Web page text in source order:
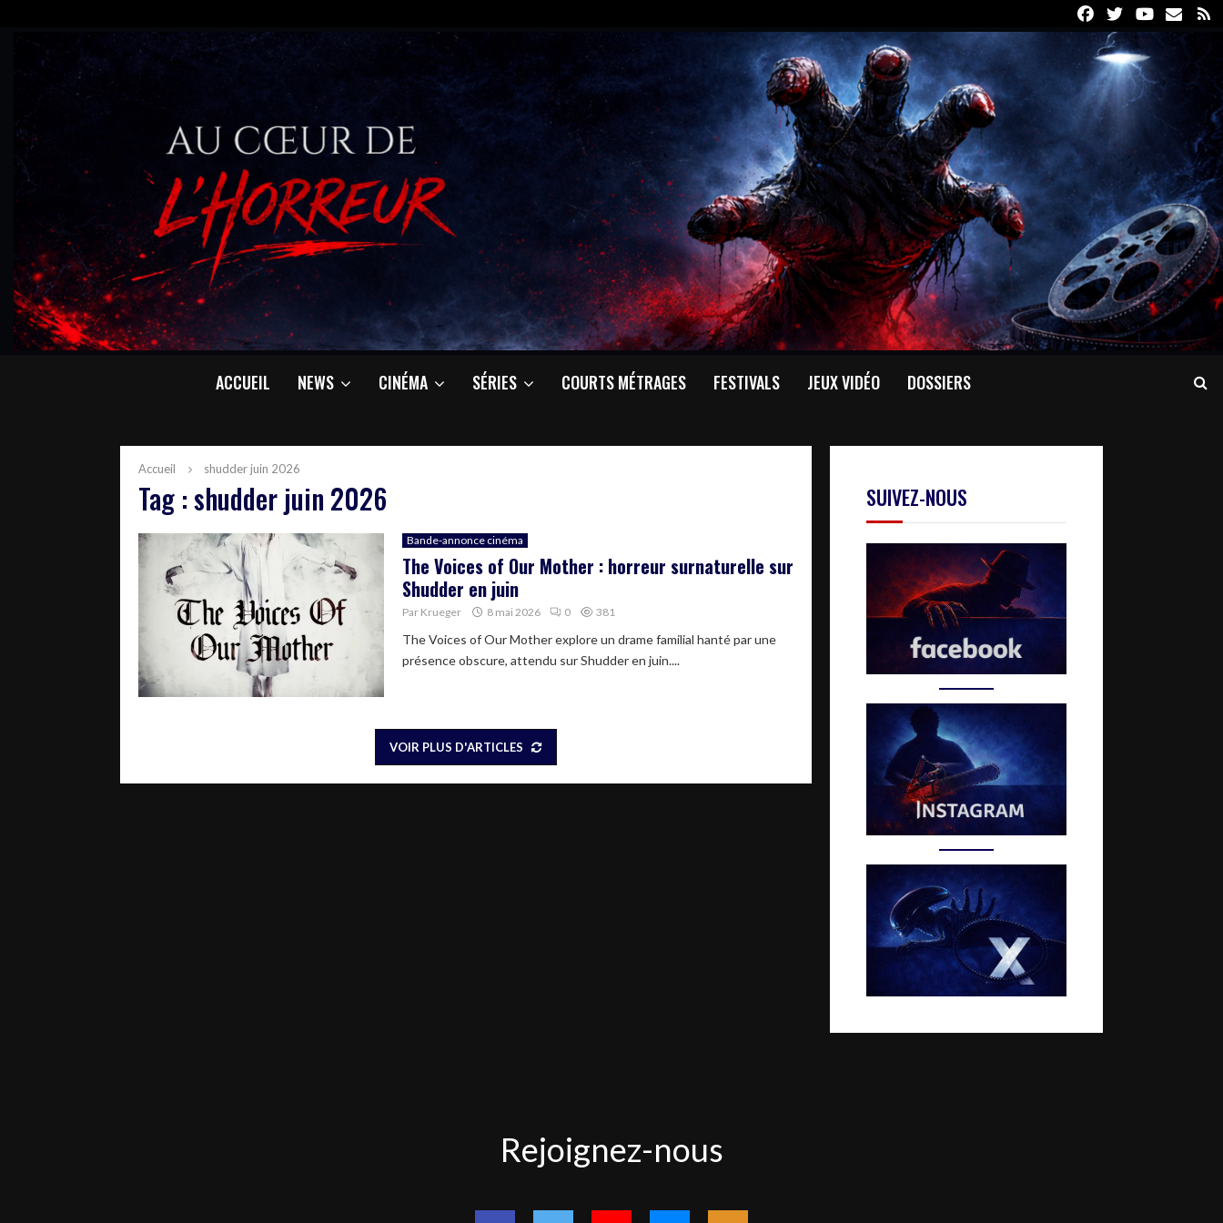
FacebookTwitterYoutube
Email
ACCUEIL NEWS CINÉMA SÉRIES COURTS MÉTRAGES FESTIVALS JEUX VIDÉO DOSSIERS
Accueil shudder juin 2026
Tag : shudder juin 2026
Bande-annonce cinéma
The Voices of Our Mother : horreur surnaturelle sur
Shudder en juin
Par Krueger 8 mai 2026 0 381
The Voices of Our Mother explore un drame familial hanté par une
présence obscure, attendu sur Shudder en juin....
VOIR PLUS D'ARTICLES
SUIVEZ-NOUS
nous
Rejoignez-nous